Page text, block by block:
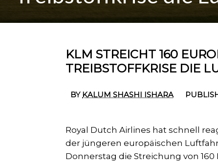
KLM STREICHT 160
TREIBSTOFFKRISE DIE
BY KALUM SHASHI ISHARA
Royal Dutch Airlines hat schnell
der jüngeren europäischen
Donnerstag die Streichung von